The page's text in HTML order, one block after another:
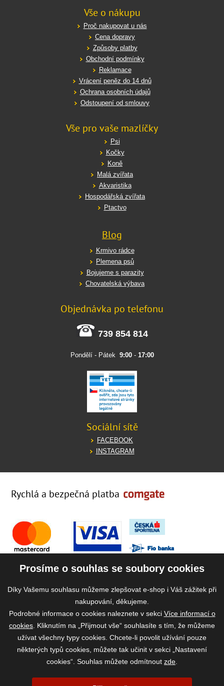
Vše o nákupu
Proč nakupovat u nás
Cena dopravy
Způsoby platby
Obchodní podmínky
Reklamace
Vrácení peněz do 14 dnů
Ochrana osobních údajů
Odstoupení od smlouvy
Vše pro vaše mazlíčky
Psi
Kočky
Koně
Malá zvířata
Akvaristika
Hospodářská zvířata
Ptactvo
Blog
Krmivo rádce
Plemena psů
Bojujeme s parazity
Chovatelská výbava
Objednávka po telefonu
739 854 814
Pondělí - Pátek 9:00- 17:00
Sociální sítě
FACEBOOK
INSTAGRAM
Rychlá a bezpečná platba
2026 ©www.vase-krmivo.cz- Tomáš Kroupa e-shop, Kanice 307, 664 01
Prosíme o souhlas se soubory cookies
Díky Vašemu souhlasu můžeme zlepšovat e-shop i Váš zážitek při
nakupování, děkujeme.
Podrobné informace o cookies naleznete v sekci Více informací o
cookies . Kliknutím na „Přijmout vše“ souhlasíte s tím, že můžeme
užívat všechny typy cookies. Chcete-li povolit užívání pouze
některých typů cookies, můžete tak učinit v sekci „Nastavení
cookies“. Souhlas můžete odmítnout zde